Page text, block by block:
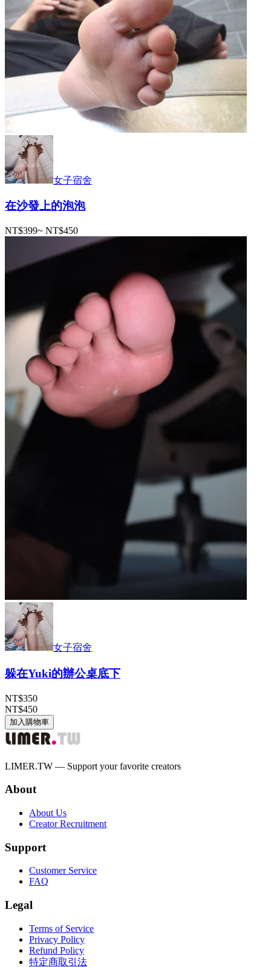
女子宿舍
在沙發上的泡泡
NT$399~ NT$450
女子宿舍
躲在Yuki的辦公桌底下
NT$350
NT$450
加入購物車
LIMER.TW — Support your favorite creators
About
About Us
Creator Recruitment
Support
Customer Service
FAQ
Legal
Terms of Service
Privacy Policy
Refund Policy
特定商取引法